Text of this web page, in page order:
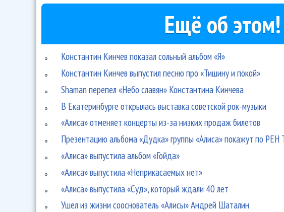
Ещё об этом!
Константин Кинчев показал сольный альбом «Я»
Константин Кинчев выпустил песню про «Тишину и покой»
Shaman перепел «Небо славян» Константина Кинчева
В Екатеринбурге открылась выставка советской рок-музыки
«Алиса» отменяет концерты из-за низких продаж билетов
Презентацию альбома «Дудка» группы «Алиса» покажут по РЕН
«Алиса» выпустила альбом «Гойда»
«Алиса» выпустила «Неприкасаемых нет»
«Алиса» выпустила «Суд», который ждали 40 лет
Ушел из жизни сооснователь «Алисы» Андрей Шаталин